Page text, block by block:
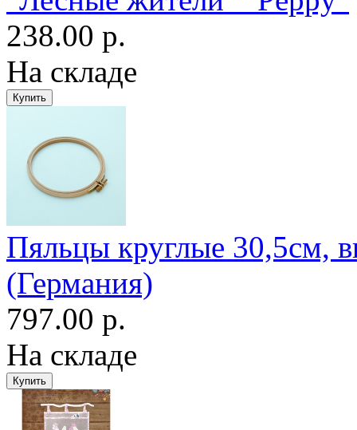
238.00 р.
На складе
Пяльцы круглые 30,5см,
(Германия)
797.00 р.
На складе